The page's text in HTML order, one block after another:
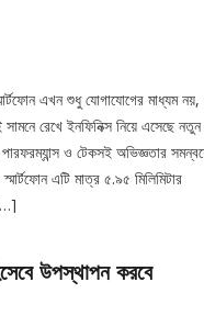
এখন শুধু যোগাযোগের মাধ্যম নয়,
রেখে ইনফিনিক্স নিয়ে এসেছে
ও টেকসই অভিজ্ঞতার
এটি মাত্র ৫.৯৫ মিলিমিটার
উপস্থাপন করবে